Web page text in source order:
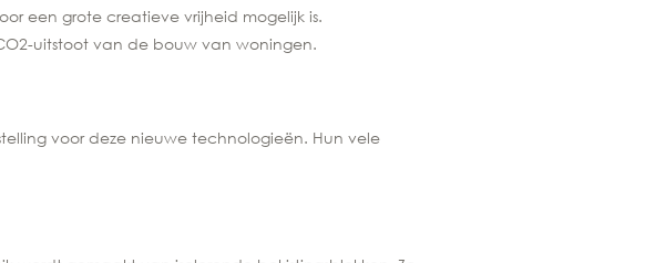
een grote creatieve vrijheid mogelijk is.
uitstoot van de bouw van woningen.
voor deze nieuwe technologieën. Hun vele